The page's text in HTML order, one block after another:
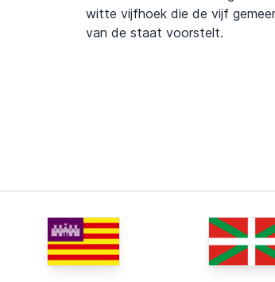
witte vijfhoek die de vijf
van de staat voorstelt.